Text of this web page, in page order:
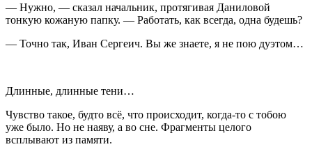
— Нужно, — сказал начальник, протягивая Даниловой
тонкую кожаную папку. — Работать, как всегда, одна будешь?
— Точно так, Иван Сергеич. Вы же знаете, я не пою дуэтом…
Длинные, длинные тени…
Чувство такое, будто всё, что происходит, когда-то с тобою
уже было. Но не наяву, а во сне. Фрагменты целого
всплывают из памяти.